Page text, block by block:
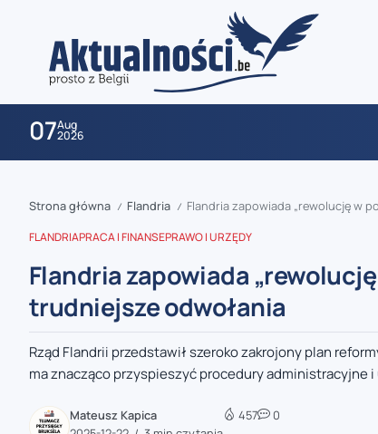
07Aug
2026
zaobserwuj nas
zaobserwuj nas
Strona główna / Flandria / Flandria zapowiada „rewolucję w
FLANDRIAPRACA I FINANSEPRAWO I URZĘDY
Flandria zapowiada
trudniejsze odwołania
Rząd Flandrii przedstawił szeroko zakrojony plan
ma znacząco przyspieszyć procedury administracyjne i
Mateusz Kapica
457 0